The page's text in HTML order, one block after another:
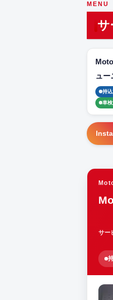
MENU
サ
ュー
持
車
サー